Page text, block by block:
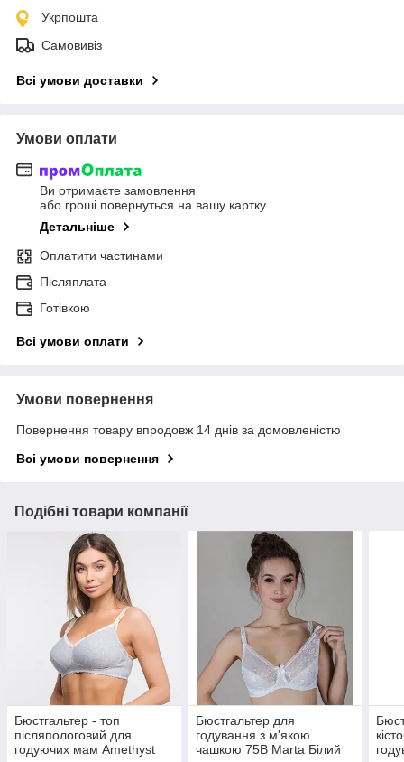
Укрпошта
Самовивіз
Всі умови доставки
Умови оплати
Ви отримаєте замовлення
або гроші повернуться на вашу картку
Детальніше
Оплатити частинами
Післяплата
Готівкою
Всі умови оплати
Умови повернення
Повернення товару впродовж 14 днів за домовленістю
Всі умови повернення
Подібні товари компанії
Бюстгальтер - топ
післяпологовий для
годуючих мам Amethyst
Бюстгальтер для
годування з м'якою
чашкою 75B Marta Білий